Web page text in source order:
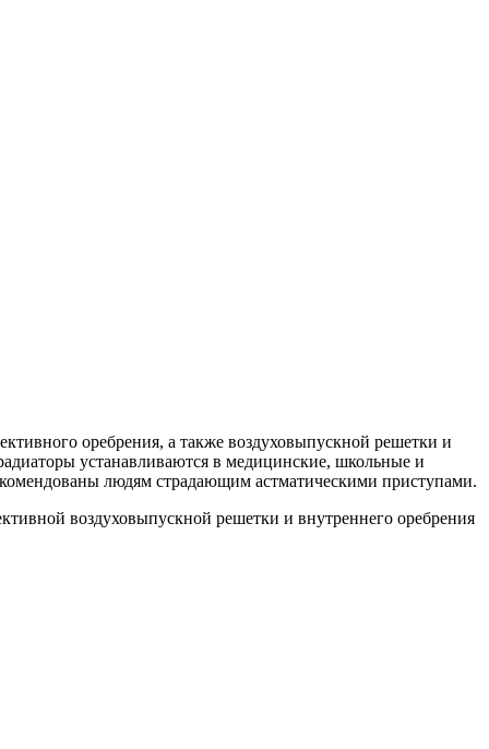
оребрения, а также воздуховыпускной решетки и
устанавливаются в медицинские, школьные и
людям страдающим астматическими приступами.
воздуховыпускной решетки и внутреннего оребрения